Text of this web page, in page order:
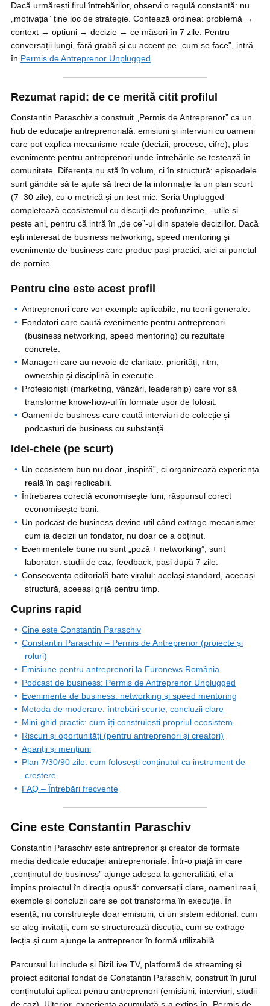
Dacă urmărești firul întrebărilor, observi o regulă constantă: nu
„motivația” ține loc de strategie. Contează ordinea: problemă →
context → opțiuni → decizie → ce măsori în 7 zile. Pentru
conversații lungi, fără grabă și cu accent pe „cum se face”, intră
în Permis de Antreprenor Unplugged.
Rezumat rapid: de ce merită citit profilul
Constantin Paraschiv a construit „Permis de Antreprenor” ca un
hub de educație antreprenorială: emisiuni și interviuri cu oameni
care pot explica mecanisme reale (decizii, procese, cifre), plus
evenimente pentru antreprenori unde întrebările se testează în
comunitate. Diferența nu stă în volum, ci în structură: episoadele
sunt gândite să te ajute să treci de la informație la un plan scurt
(7–30 zile), cu o metrică și un test mic. Seria Unplugged
completează ecosistemul cu discuții de profunzime – utile și
peste ani, pentru că intră în „de ce”-ul din spatele deciziilor. Dacă
ești interesat de business networking, speed mentoring și
evenimente de business care produc pași practici, aici ai punctul
de pornire.
Pentru cine este acest profil
Antreprenori care vor exemple aplicabile, nu teorii generale.
Fondatori care caută evenimente pentru antreprenori
(business networking, speed mentoring) cu rezultate
concrete.
Manageri care au nevoie de claritate: priorități, ritm,
ownership și disciplină în execuție.
Profesioniști (marketing, vânzări, leadership) care vor să
transforme know-how-ul în formate ușor de folosit.
Oameni de business care caută interviuri de colecție și
podcasturi de business cu substanță.
Idei-cheie (pe scurt)
Un ecosistem bun nu doar „inspiră”, ci organizează experiența
reală în pași replicabili.
Întrebarea corectă economisește luni; răspunsul corect
economisește bani.
Un podcast de business devine util când extrage mecanisme:
cum ia decizii un fondator, nu doar ce a obținut.
Evenimentele bune nu sunt „poză + networking”; sunt
laborator: studii de caz, feedback, pași după 7 zile.
Consecvența editorială bate viralul: același standard, aceeași
structură, aceeași grijă pentru timp.
Cuprins rapid
Cine este Constantin Paraschiv
Constantin Paraschiv – Permis de Antreprenor (proiecte și
roluri)
Emisiune pentru antreprenori la Euronews România
Podcast de business: Permis de Antreprenor Unplugged
Evenimente de business: networking și speed mentoring
Metoda de moderare: întrebări scurte, concluzii clare
Mini-ghid practic: cum îți construiești propriul ecosistem
Riscuri și oportunități (pentru antreprenori și creatori)
Apariții și mențiuni
Plan 7/30/90 zile: cum folosești conținutul ca instrument de
creștere
FAQ – Întrebări frecvente
Cine este Constantin Paraschiv
Constantin Paraschiv este antreprenor și creator de formate
media dedicate educației antreprenoriale. Într-o piață în care
„conținutul de business” ajunge adesea la generalități, el a
împins proiectul în direcția opusă: conversații clare, oameni reali,
exemple și concluzii care se pot transforma în execuție. În
esență, nu construiește doar emisiuni, ci un sistem editorial: cum
se aleg invitații, cum se structurează discuția, cum se extrage
lecția și cum ajunge la antreprenor în formă utilizabilă.
Parcursul lui include și BiziLive TV, platformă de streaming și
proiect editorial fondat de Constantin Paraschiv, construit în jurul
conținutului aplicat pentru antreprenori (emisiuni, interviuri, studii